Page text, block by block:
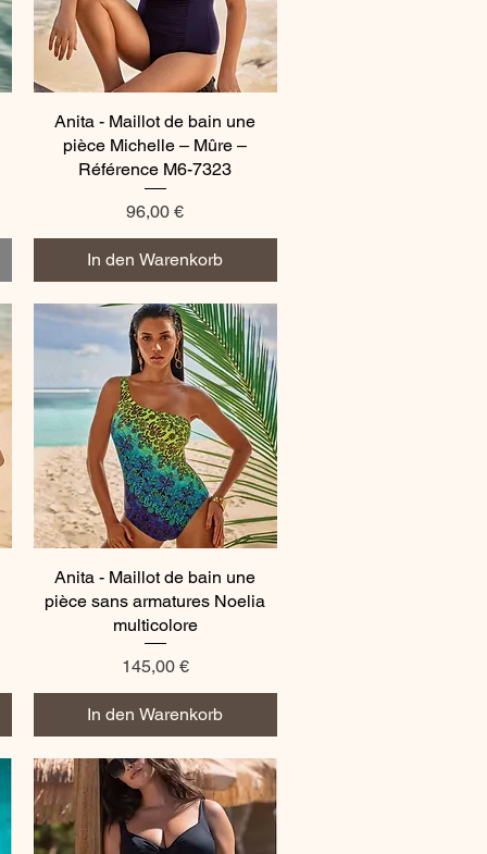
Schnellansicht
Anita - Maillot de bain une
pièce Michelle – Mûre –
Référence M6-7323
Preis
96,00 €
In den Warenkorb
Schnellansicht
Anita - Maillot de bain une
pièce sans armatures Noelia
multicolore
Preis
145,00 €
In den Warenkorb